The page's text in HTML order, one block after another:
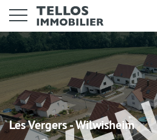
Les Vergers - Wilwisheim